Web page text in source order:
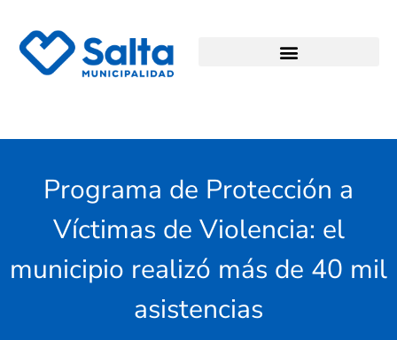
Programa de Protección a
Víctimas de Violencia: el
municipio realizó más de 40 mil
asistencias